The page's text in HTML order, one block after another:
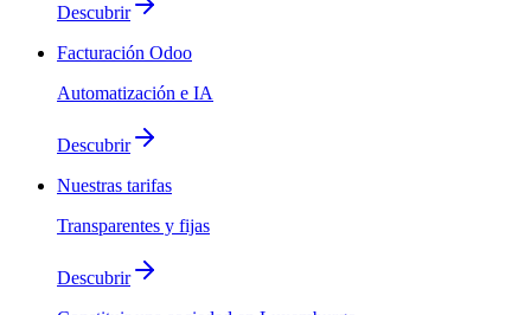
Descubrir
Facturación Odoo
Automatización e IA
Descubrir
Nuestras tarifas
Transparentes y fijas
Descubrir